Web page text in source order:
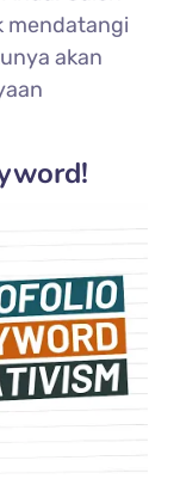
mendatangi
akan